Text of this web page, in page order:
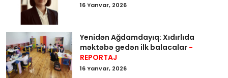
16 Yanvar, 2026
Yenidən Ağdamdayıq: Xıdırlıda
məktəbə gedən ilk balacalar -
REPORTAJ
16 Yanvar, 2026